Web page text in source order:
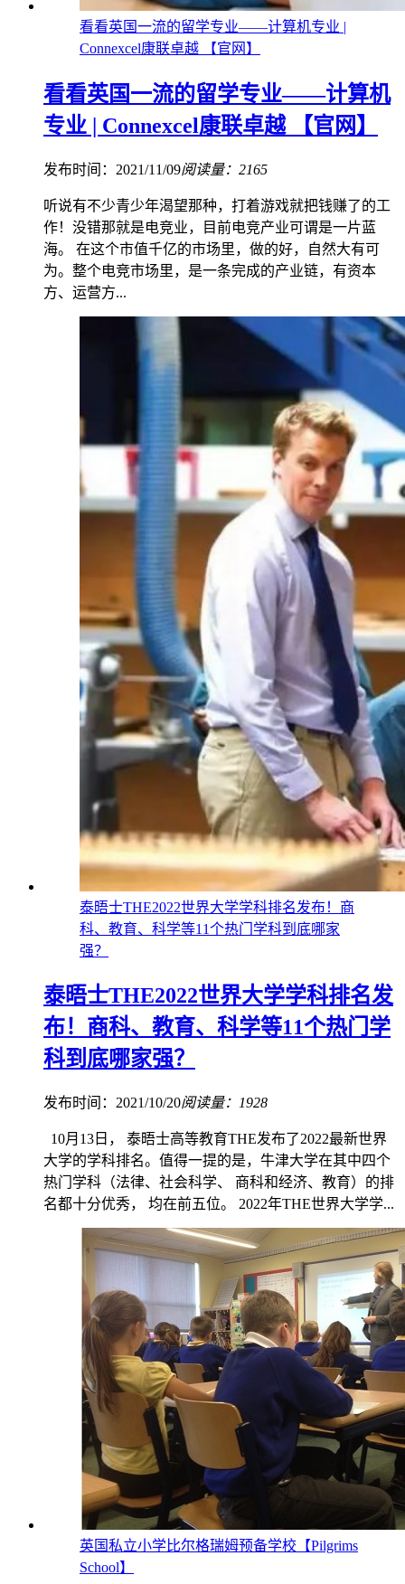
看看英国一流的留学专业——计算机专业 |
Connexcel康联卓越 【官网】
看看英国一流的留学专业——计算机
专业 | Connexcel康联卓越 【官网】
发布时间：2021/11/09阅读量：2165
听说有不少青少年渴望那种，打着游戏就把钱赚了的工
作！没错那就是电竞业，目前电竞产业可谓是一片蓝
海。 在这个市值千亿的市场里，做的好，自然大有可
为。整个电竞市场里，是一条完成的产业链，有资本
方、运营方...
泰晤士THE2022世界大学学科排名发布！商
科、教育、科学等11个热门学科到底哪家
强？
泰晤士THE2022世界大学学科排名发
布！商科、教育、科学等11个热门学
科到底哪家强？
发布时间：2021/10/20阅读量：1928
10月13日， 泰晤士高等教育THE发布了2022最新世界
大学的学科排名。值得一提的是，牛津大学在其中四个
热门学科（法律、社会科学、 商科和经济、教育）的排
名都十分优秀， 均在前五位。 2022年THE世界大学学...
英国私立小学比尔格瑞姆预备学校【Pilgrims
School】